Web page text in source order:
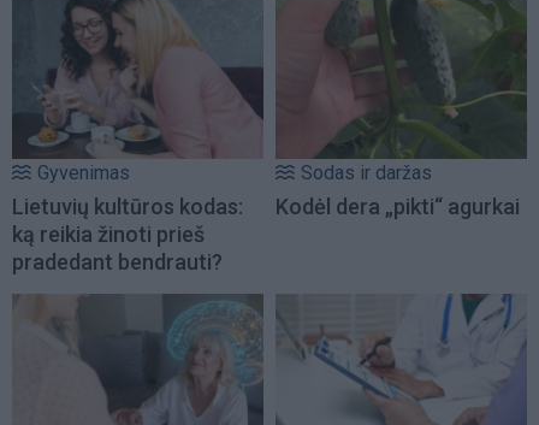
Gyvenimas
Lietuvių kultūros kodas:
ką reikia žinoti prieš
pradedant bendrauti?
Sodas ir daržas
Kodėl dera „pikti“ agurkai